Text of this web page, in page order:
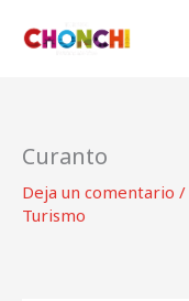
Curanto
Deja un comentario /
Turismo